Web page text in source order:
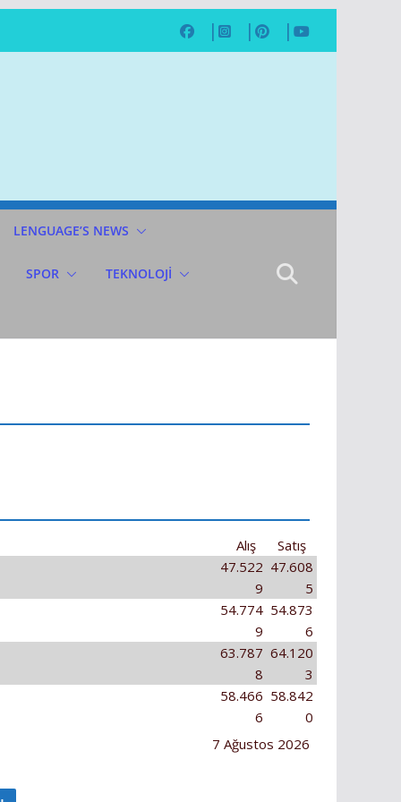
LENGUAGE’S NEWS
SPOR TEKNOLOJİ
Satış
Alış
47.608
5
47.522
9
54.873
6
54.774
9
64.120
3
63.787
8
58.842
0
58.466
6
7 Ağustos 2026